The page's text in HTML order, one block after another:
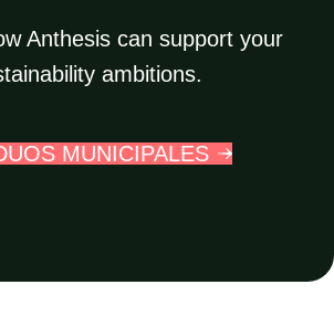
Anthesis can support your
ambitions.
MUNICIPALES